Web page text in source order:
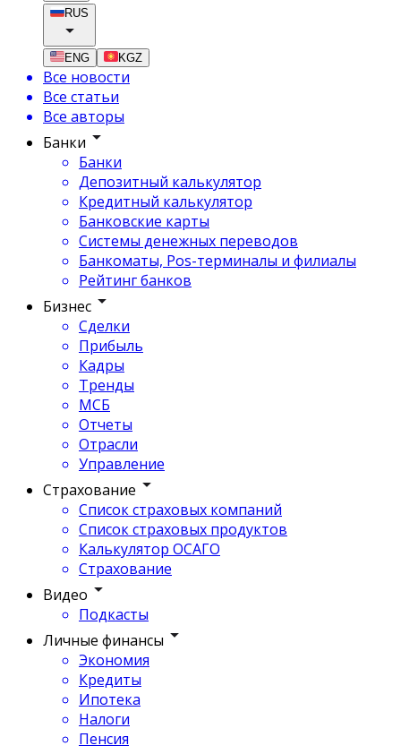
RUS
ENG KGZ
Все новости
Все статьи
Все авторы
Банки
Банки
Депозитный калькулятор
Кредитный калькулятор
Банковские карты
Системы денежных переводов
Банкоматы, Pos-терминалы и филиалы
Рейтинг банков
Бизнес
Сделки
Прибыль
Кадры
Тренды
МСБ
Отчеты
Отрасли
Управление
Страхование
Список страховых компаний
Список страховых продуктов
Калькулятор ОСАГО
Страхование
Видео
Подкасты
Личные финансы
Экономия
Кредиты
Ипотека
Налоги
Пенсия